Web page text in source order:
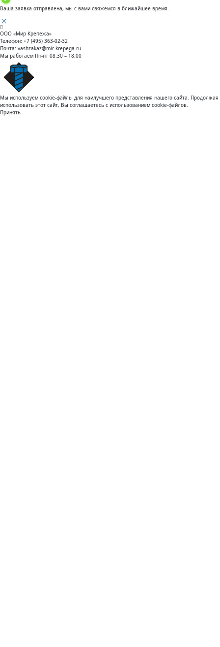
Ваша заявка отправлена, мы с вами свяжемся в ближайшее время.
ООО «Мир Крепежа»
Телефон: +7 (495) 363-02-32
Почта: vashzakaz@mir-krepega.ru
Мы работаем Пн-пт 08.30 – 18.00
Мы используем cookie-файлы для наилучшего представления нашего сайта. Продолжая
использовать этот сайт, Вы соглашаетесь с использованием cookie-файлов.
Принять